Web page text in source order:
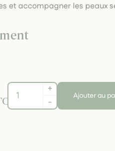
et accompagner les peaux
+
-
Ajouter au